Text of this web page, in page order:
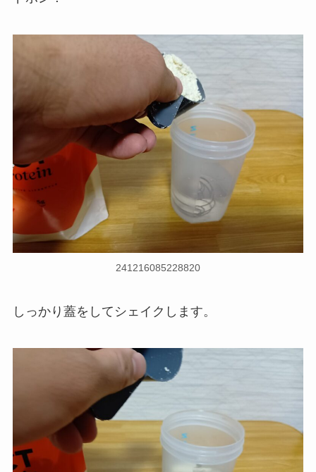
241216085228820
しっかり蓋をしてシェイクします。